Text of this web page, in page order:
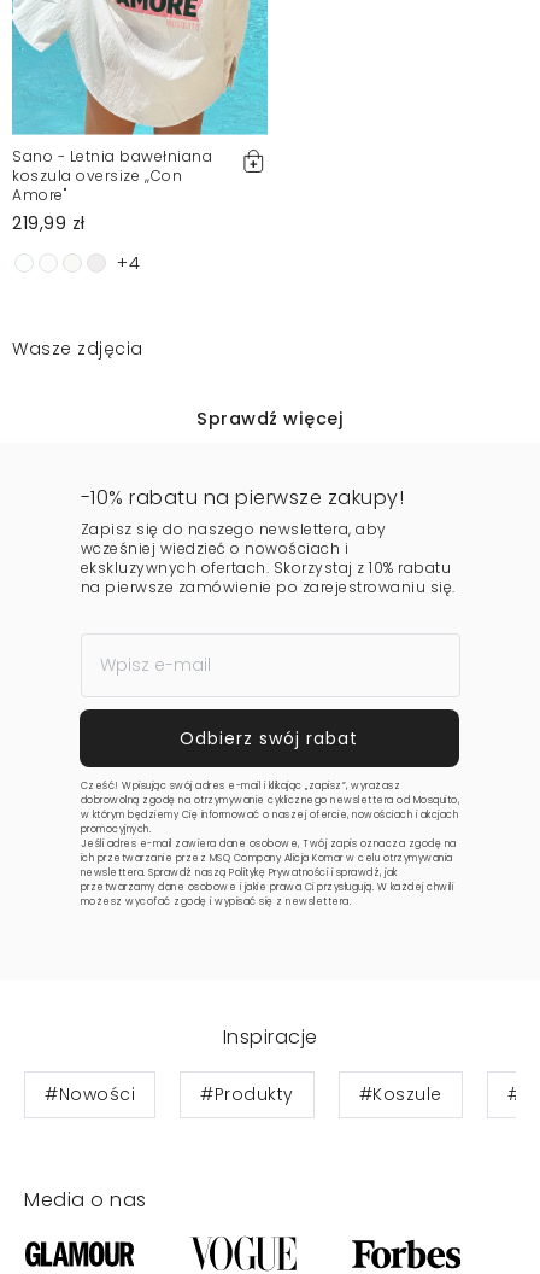
Sano - Letnia bawełniana
koszula oversize ,,Con
Amore"
219,99 zł
+4
Wasze zdjęcia
Sprawdź więcej
-10% rabatu na pierwsze zakupy!
Zapisz się do naszego newslettera, aby
wcześniej wiedzieć o nowościach i
ekskluzywnych ofertach. Skorzystaj z 10% rabatu
na pierwsze zamówienie po zarejestrowaniu się.
Cześć! Wpisując swój adres e-mail i klikając „zapisz”, wyrażasz
dobrowolną zgodę na otrzymywanie cyklicznego newslettera od Mosquito,
w którym będziemy Cię informować o naszej ofercie, nowościach i akcjach
promocyjnych.
Jeśli adres e-mail zawiera dane osobowe, Twój zapis oznacza zgodę na
ich przetwarzanie przez MSQ Company Alicja Komar w celu otrzymywania
newslettera. Sprawdź naszą Politykę Prywatnościi sprawdź, jak
przetwarzamy dane osobowe i jakie prawa Ci przysługują. W każdej chwili
możesz wycofać zgodę i wypisać się z newslettera.
Inspiracje
#Nowości #Produkty #Koszule
Media o nas